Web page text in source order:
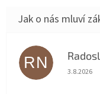
RN
3.8.2026